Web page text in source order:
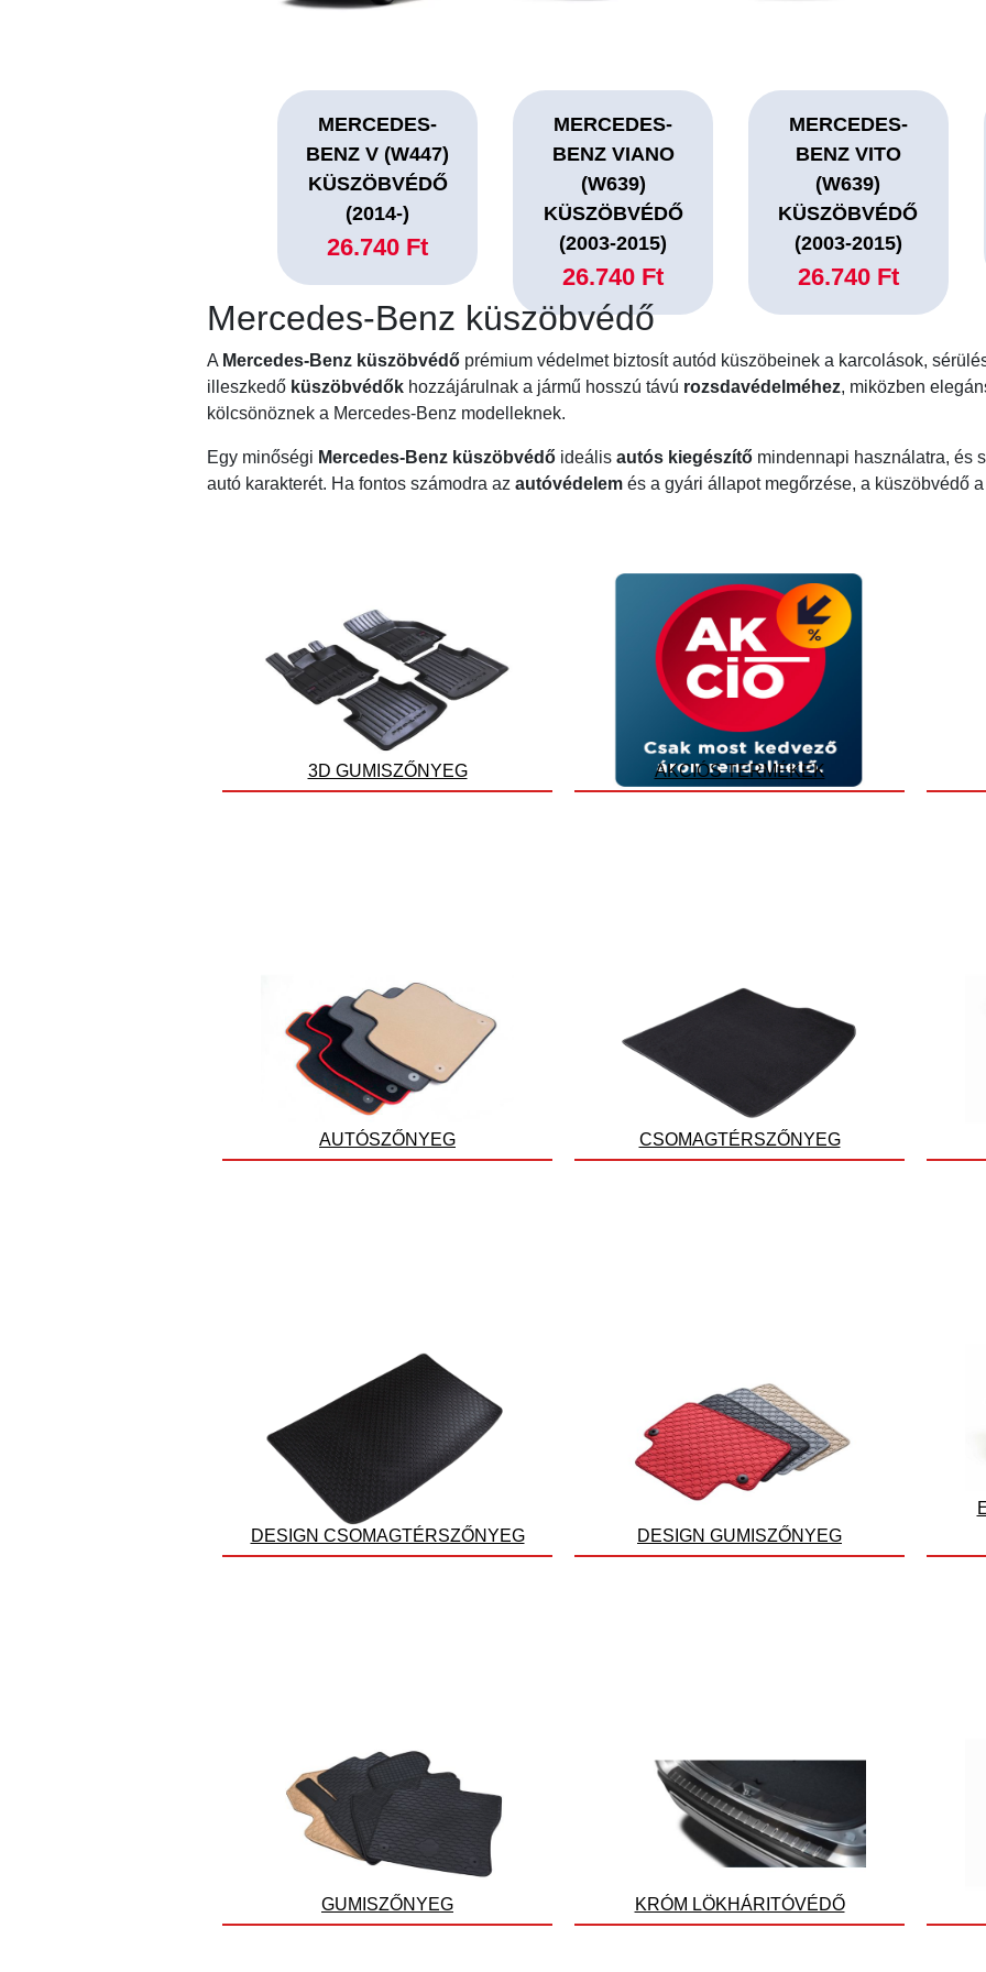
MERCEDES-
BENZ V (W447)
KÜSZÖBVÉDŐ
(2014-)
26.740 Ft
MERCEDES-
BENZ VIANO
(W639)
KÜSZÖBVÉDŐ
(2003-2015)
26.740 Ft
MERCEDES-
BENZ VITO
(W639)
KÜSZÖBVÉDŐ
(2003-2015)
26.740 Ft
Mercedes-Benz küszöbvédő
A Mercedes-Benz küszöbvédő prémium védelmet biztosít autód küszöbeinek a karcolások,
illeszkedő küszöbvédők hozzájárulnak a jármű hosszú távú rozsdavédelméhez, miközben
kölcsönöznek a Mercedes-Benz modelleknek.
Egy minőségi Mercedes-Benz küszöbvédő ideálisautós kiegészítő mindennapi használatra, és
autó karakterét. Ha fontos számodra azautóvédelem és a gyári állapot megőrzése, a küszöbvédő
3D GUMISZŐNYEG AKCIÓS TERMÉKEK
AUTÓSZŐNYEG CSOMAGTÉRSZŐNYEG
DESIGN CSOMAGTÉRSZŐNYEG DESIGN GUMISZŐNYEG
GUMISZŐNYEG KRÓM LÖKHÁRITÓVÉDŐ